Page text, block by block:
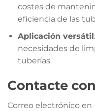
costes de
eficiencia de las
Aplicación versátil
necesidades de
tuberías.
Contacte
Correo electrónico en